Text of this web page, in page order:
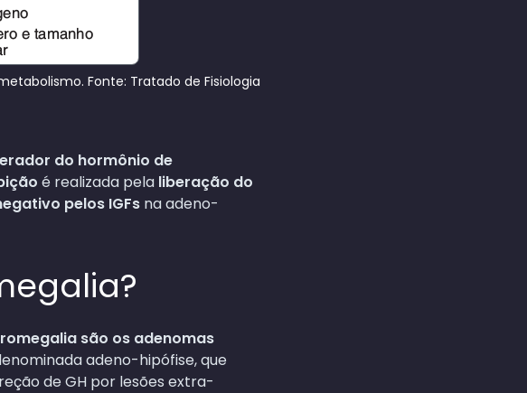
Fonte: Tratado de Fisiologia
do hormônio de
é realizada pela liberação do
pelos IGFs na adeno-
são os adenomas
adeno-hipófise, que
de GH por lesões extra-